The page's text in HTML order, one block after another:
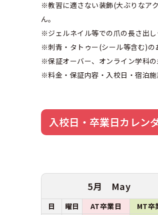
※教習に適さない装飾(大ぶりなア
ん。
※ジェルネイル等での爪の長さ出
※刺青・タトゥー(シール等含む)の
※保証オーバー、オンライン学科
※料金・保証内容・入校日・宿泊施
入校日・卒業日カレン
5月 May
日 曜日 AT卒業日
MT卒